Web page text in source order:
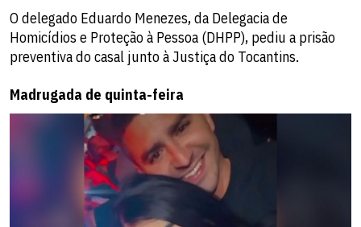
O delegado Eduardo Menezes, da Delegacia de
Homicídios e Proteção à Pessoa (DHPP), pediu a prisão
preventiva do casal junto à Justiça do Tocantins.
Madrugada de quinta-feira